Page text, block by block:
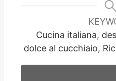
Cucina italiana,
dolce al cucchiaio,